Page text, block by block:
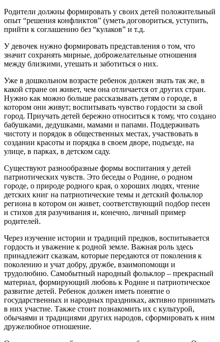
Родители должны формировать у своих детей положительный
опыт “решения конфликтов” (уметь договориться, уступить,
прийти к соглашению без “кулаков” и т.д.
У девочек нужно формировать представления о том, что
значит сохранять мирные, доброжелательные отношения
между близкими, утешать и заботиться о них.
Уже в дошкольном возрасте ребенок должен знать так же, в
какой стране он живет, чем она отличается от других стран.
Нужно как можно больше рассказывать детям о городе, в
котором они живут; воспитывать чувство гордости за свой
город. Приучать детей бережно относиться к тому, что создано
бабушками, дедушками, мамами и папами. Поддерживать
чистоту и порядок в общественных местах, участвовать в
создании красоты и порядка в своем дворе, подъезде, на
улице, в парках, в детском саду.
Существуют разнообразные формы воспитания у детей
патриотических чувств. Это беседы о Родине, о родном
городе, о природе родного края, о хороших людях, чтение
детских книг на патриотические темы и детский фольклор
региона в котором он живет, соответствующий подбор песен
и стихов для разучивания и, конечно, личный пример
родителей.
Через изучение истории и традиций предков, воспитывается
гордость и уважение к родной земле. Важная роль здесь
принадлежит сказкам, которые передаются от поколения к
поколению и учат добру, дружбе, взаимопомощи и
трудолюбию. Самобытный народный фольклор – прекрасный
материал, формирующий любовь к Родине и патриотическое
развитие детей. Ребенок должен иметь понятие о
государственных и народных праздниках, активно принимать
в них участие. Также стоит познакомить их с культурой,
обычаями и традициями других народов, сформировать к ним
дружелюбное отношение.